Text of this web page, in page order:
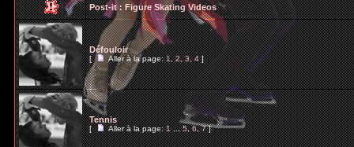
Post-it : Figure Skating Videos
Défouloir
[ Aller à la page:1,2,3,4]
Tennis
[ Aller à la page:1...5,6,7]